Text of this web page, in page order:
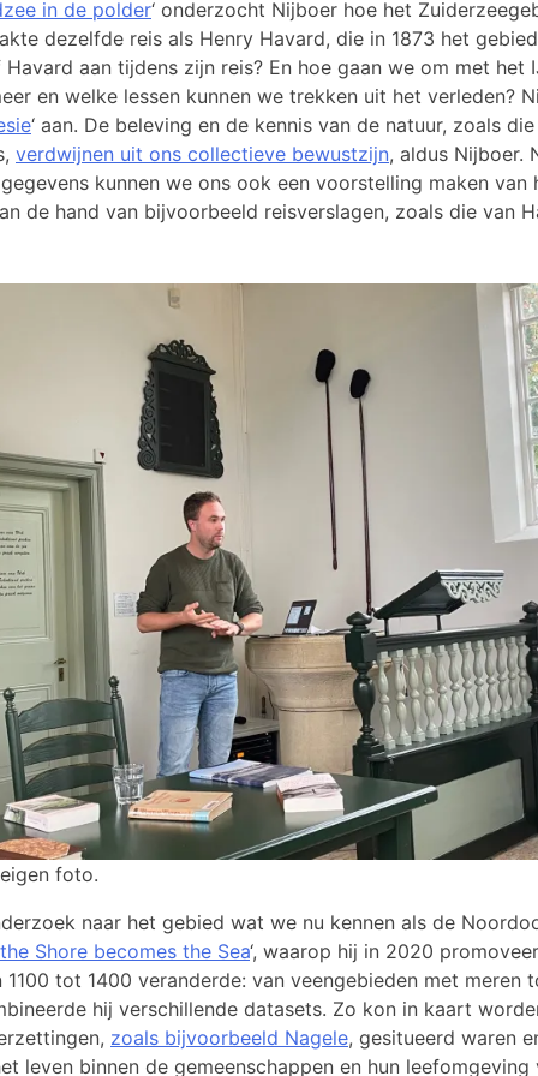
in de polder‘ onderzocht Nijboer hoe het
dezelfde reis als Henry Havard, die in 1873 het gebied
aan tijdens zijn reis? En hoe gaan we om met het
en welke lessen kunnen we trekken uit het verleden?
‘ aan. De beleving en de kennis van de natuur, zoals
verdwijnen uit ons collectieve bewustzijn, aldus Nijboer.
kunnen we ons ook een voorstelling maken van
de hand van bijvoorbeeld reisverslagen, zoals die van
foto.
naar het gebied wat we nu kennen als de
Shore becomes the Sea‘, waarop hij in 2020
tot 1400 veranderde: van veengebieden met meren
hij verschillende datasets. Zo kon in kaart
zoals bijvoorbeeld Nagele, gesitueerd waren
leven binnen de gemeenschappen en hun